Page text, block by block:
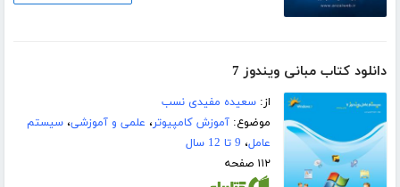
دانلود کتاب مبانی ویندوز 7
از:سعیده مفیدی نسب
موضوع:آموزش کامپیوتر، علمی و آموزشی،سیستم
عامل، 9 تا 12 سال
۱۱۲ صفحه